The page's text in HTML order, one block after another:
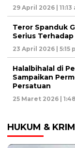
29 April 2026 | 11:13
Teror Spanduk
Serius
23 April 2026 | 5:15
Halalbihalal di
Sampaikan
Persatuan
25 Maret 2026 |
HUKUM &